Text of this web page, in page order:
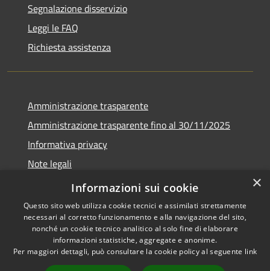
Segnalazione disservizio
Leggi le FAQ
Richiesta assistenza
Amministrazione trasparente
Amministrazione trasparente fino al 30/11/2025
Informativa privacy
Note legali
Dichiarazione di accessibilità
Accessibilità
Copyright © 2026 • Comune di
Ponteranica • Powered by
×
Informazioni sui cookie
Questo sito web utilizza cookie tecnici e assimilati strettamente
necessari al corretto funzionamento e alla navigazione del sito,
nonché un cookie tecnico analitico al solo fine di elaborare
informazioni statistiche, aggregate e anonime.
Per maggiori dettagli, può consultare la cookie policy al seguente link